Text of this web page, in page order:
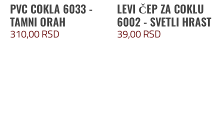
PVC COKLA 6033 -
TAMNI ORAH
310,00RSD
LEVI ČEP ZA COKLU
6002 - SVETLI HRAST
39,00RSD